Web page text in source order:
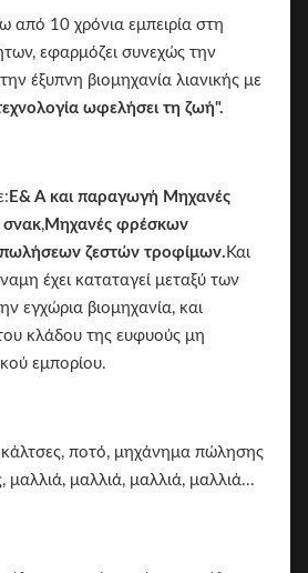
από 10 χρόνια εμπειρία στη
εφαρμόζει συνεχώς την
έξυπνη βιομηχανία λιανικής με
ωφελήσει τη ζωή".
Ε& Α και παραγωγή Μηχανές
σνακ, Μηχανές φρέσκων
ζεστών τροφίμων. Και
έχει καταταγεί μεταξύ των
εγχώρια βιομηχανία, και
κλάδου της ευφυούς μη
εμπορίου.